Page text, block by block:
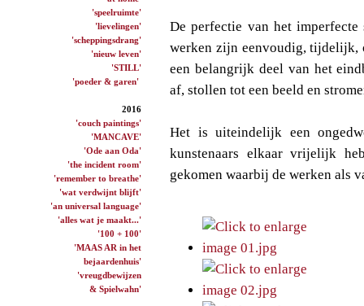
'speelruimte'
'lievelingen'
'scheppingsdrang'
'nieuw leven'
'STILL'
'poeder & garen'
2016
'couch paintings'
'MANCAVE'
'Ode aan Oda'
'the incident room'
'remember to breathe'
'wat verdwijnt blijft'
'an universal language'
'alles wat je maakt...'
'100 + 100'
'MAAS AR in het
bejaardenhuis'
'vreugdbewijzen
& Spielwahn'
De perfectie van het
werken zijn eenvoudig, tijdelijk,
een belangrijk deel van het
af, stollen tot een beeld en
Het is uiteindelijk een
kunstenaars elkaar vrijelijk
gekomen waarbij de werken als